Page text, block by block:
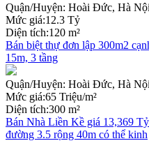
Quận/Huyện: Hoài Đức, Hà Nội
Mức giá:12.3 Tỷ
Diện tích:120 m²
Bán biệt thự đơn lập 300m2
15m, 3 tầng
Quận/Huyện: Hoài Đức, Hà Nội
Mức giá:65 Triệu/m²
Diện tích:300 m²
Bán Nhà Liền Kề giá 13,369
đường 3.5 rộng 40m có thể kinh